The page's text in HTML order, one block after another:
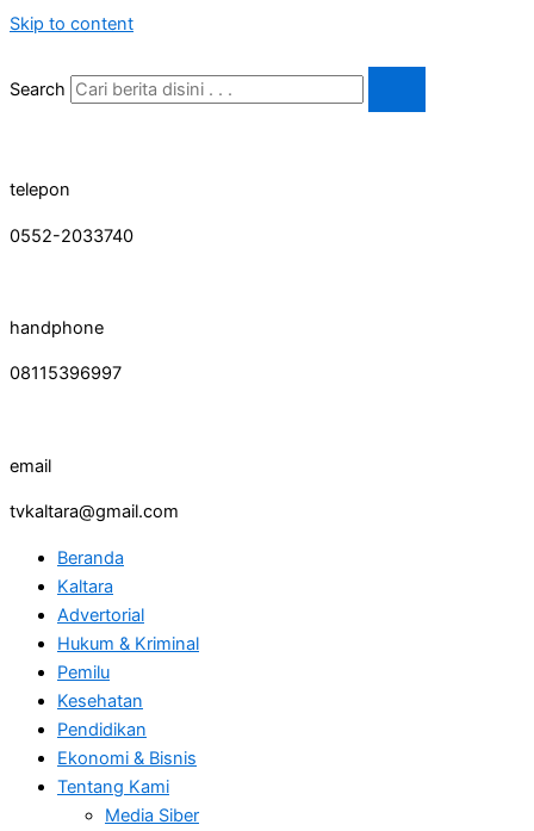
Skip to content
Search
telepon
0552-2033740
handphone
08115396997
email
tvkaltara@gmail.com
Beranda
Kaltara
Advertorial
Hukum & Kriminal
Pemilu
Kesehatan
Pendidikan
Ekonomi & Bisnis
Tentang Kami
Media Siber